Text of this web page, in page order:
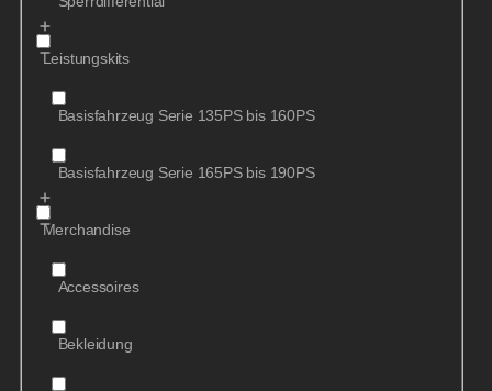
Leistungskits
Basisfahrzeug Serie 135PS bis 160PS
Basisfahrzeug Serie 165PS bis 190PS
Merchandise
Accessoires
Bekleidung